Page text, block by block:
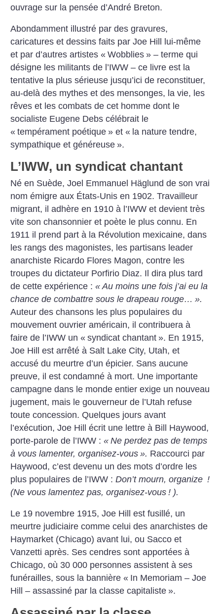
ouvrage sur la pensée d’André Breton.
Abondamment illustré par des gravures,
caricatures et dessins faits par Joe Hill lui-même
et par d’autres artistes « Wobblies » – terme qui
désigne les militants de l’IWW – ce livre est la
tentative la plus sérieuse jusqu’ici de reconstituer,
au-delà des mythes et des mensonges, la vie, les
rêves et les combats de cet homme dont le
socialiste Eugene Debs célébrait le
« tempérament poétique » et « la nature tendre,
sympathique et généreuse ».
L’IWW, un syndicat chantant
Né en Suède, Joel Emmanuel Häglund de son vrai
nom émigre aux États-Unis en 1902. Travailleur
migrant, il adhère en 1910 à l’IWW et devient très
vite son chansonnier et poète le plus connu. En
1911 il prend part à la Révolution mexicaine, dans
les rangs des magonistes, les partisans leader
anarchiste Ricardo Flores Magon, contre les
troupes du dictateur Porfirio Diaz. Il dira plus tard
de cette expérience :« Au moins une fois j’ai eu la
chance de combattre sous le drapeau rouge… ».
Auteur des chansons les plus populaires du
mouvement ouvrier américain, il contribuera à
faire de l’IWW un « syndicat chantant ». En 1915,
Joe Hill est arrêté à Salt Lake City, Utah, et
accusé du meurtre d’un épicier. Sans aucune
preuve, il est condamné à mort. Une importante
campagne dans le monde entier exige un nouveau
jugement, mais le gouverneur de l’Utah refuse
toute concession. Quelques jours avant
l’exécution, Joe Hill écrit une lettre à Bill Haywood,
porte-parole de l’IWW :« Ne perdez pas de temps
à vous lamenter, organisez-vous ». Raccourci par
Haywood, c’est devenu un des mots d’ordre les
plus populaires de l’IWW :Don’t mourn, organize !
(Ne vous lamentez pas, organisez-vous ! ).
Le 19 novembre 1915, Joe Hill est fusillé, un
meurtre judiciaire comme celui des anarchistes de
Haymarket (Chicago) avant lui, ou Sacco et
Vanzetti après. Ses cendres sont apportées à
Chicago, où 30 000 personnes assistent à ses
funérailles, sous la bannière « In Memoriam – Joe
Hill – assassiné par la classe capitaliste ».